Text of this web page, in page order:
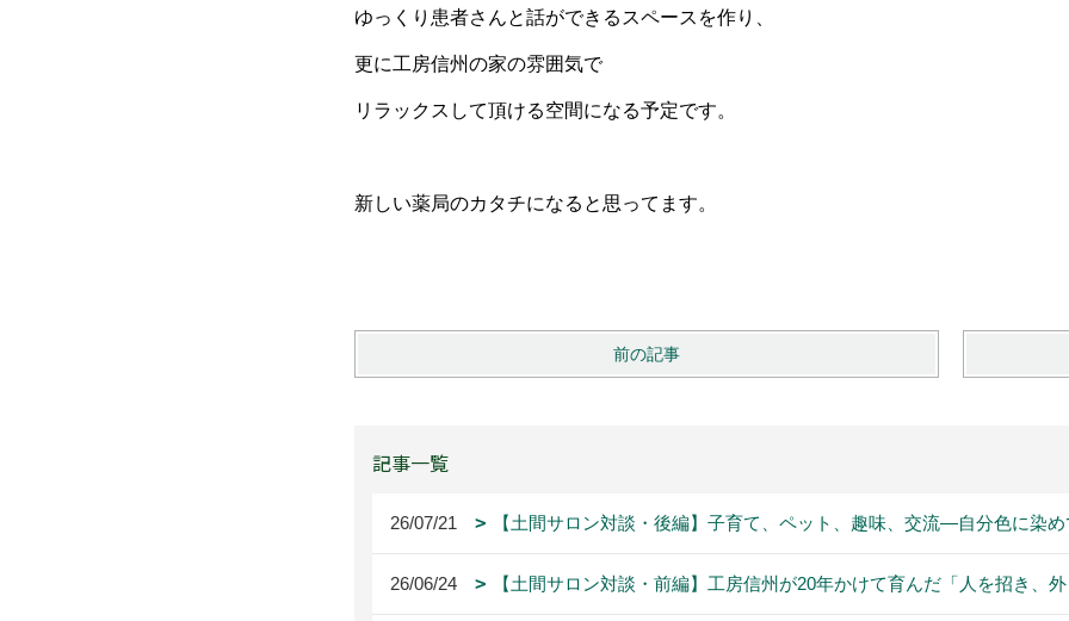
ゆっくり患者さんと話ができるスペースを作り、
更に工房信州の家の雰囲気で
リラックスして頂ける空間になる予定です。
新しい薬局のカタチになると思ってます。
前の記事
記事一覧
26/07/21 【土間サロン対談・後編】子育て、ペット、趣味、交流―自分色に染
26/06/24 【土間サロン対談・前編】工房信州が20年かけて育んだ「人を招き、